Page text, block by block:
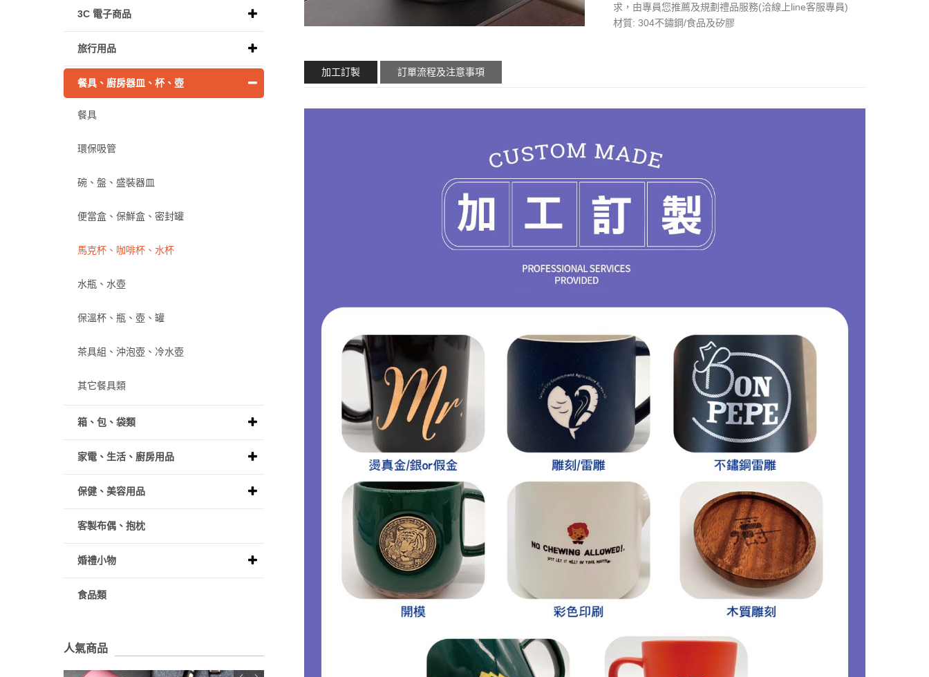
求，由專員您推薦及規劃禮品服務(洽線上line客服專員)
材質: 304不鏽鋼/食品及矽膠
加工訂製 訂單流程及注意事項
3C 電子商品
旅行用品
餐具、廚房器皿、杯、壺
餐具
環保吸管
碗、盤、盛裝器皿
便當盒、保鮮盒、密封罐
馬克杯、咖啡杯、水杯
水瓶、水壺
保溫杯、瓶、壺、罐
茶具組、沖泡壺、冷水壺
其它餐具類
箱、包、袋類
家電、生活、廚房用品
保健、美容用品
客製布偶、抱枕
婚禮小物
食品類
人氣商品